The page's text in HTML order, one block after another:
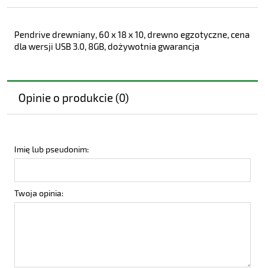
Pendrive drewniany, 60 x 18 x 10, drewno egzotyczne, cena
dla wersji USB 3.0, 8GB, dożywotnia gwarancja
Opinie o produkcie (0)
Imię lub pseudonim:
Twoja opinia: